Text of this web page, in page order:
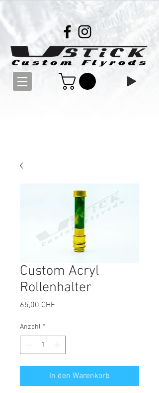
Custom Acryl
Rollenhalter
65,00 CHF
Anzahl *
In den Warenkorb